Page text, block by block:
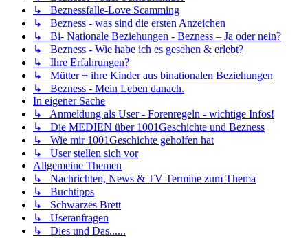
↳ Beznessfalle-Love Scamming
↳ Bezness - was sind die ersten Anzeichen
↳ Bi- Nationale Beziehungen - Bezness – Ja oder nein?
↳ Bezness - Wie habe ich es gesehen & erlebt?
↳ Ihre Erfahrungen?
↳ Mütter + ihre Kinder aus binationalen Beziehungen
↳ Bezness - Mein Leben danach.
In eigener Sache
↳ Anmeldung als User - Forenregeln - wichtige Infos!
↳ Die MEDIEN über 1001Geschichte und Bezness
↳ Wie mir 1001Geschichte geholfen hat
↳ User stellen sich vor
Allgemeine Themen
↳ Nachrichten, News & TV Termine zum Thema
↳ Buchtipps
↳ Schwarzes Brett
↳ Useranfragen
↳ Dies und Das......